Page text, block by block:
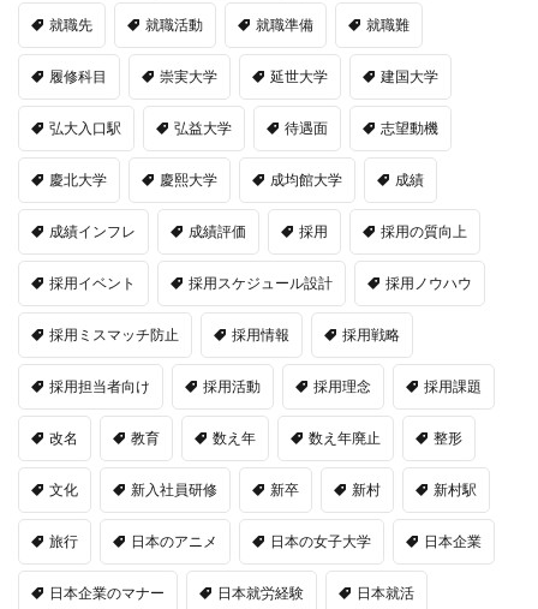
就職先 就職活動 就職準備 就職難
履修科目 崇実大学 延世大学 建国大学
弘大入口駅 弘益大学 待遇面 志望動機
慶北大学 慶熙大学 成均館大学 成績
成績インフレ 成績評価 採用 採用の質向上
採用イベント 採用スケジュール設計 採用ノウハウ
採用ミスマッチ防止 採用情報 採用戦略
採用担当者向け 採用活動 採用理念 採用課題
改名 教育 数え年 数え年廃止 整形
文化 新入社員研修 新卒 新村 新村駅
旅行 日本のアニメ 日本の女子大学 日本企業
日本企業のマナー 日本就労経験 日本就活